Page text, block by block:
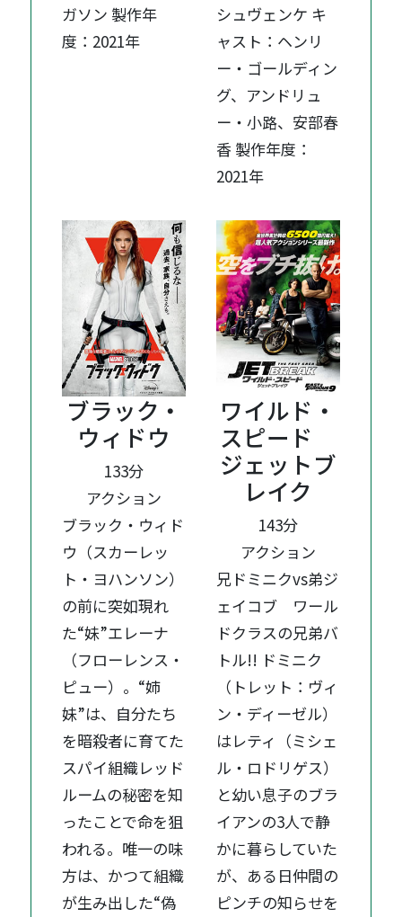
ガソン 製作年
度：2021年
シュヴェンケ キ
ャスト：ヘンリ
ー・ゴールディン
グ、アンドリュ
ー・小路、安部春
香 製作年度：
2021年
ブラック・
ウィドウ
133分
アクション
ブラック・ウィド
ウ（スカーレッ
ト・ヨハンソン）
の前に突如現れ
た“妹”エレーナ
（フローレンス・
ピュー）。“姉
妹”は、自分たち
を暗殺者に育てた
スパイ組織レッド
ルームの秘密を知
ったことで命を狙
われる。唯一の味
方は、かつて組織
が生み出した“偽
ワイルド・
スピード
ジェットブ
レイク
143分
アクション
兄ドミニクvs弟ジ
ェイコブ ワール
ドクラスの兄弟バ
トル!! ドミニク
（トレット：ヴィ
ン・ディーゼル）
はレティ（ミシェ
ル・ロドリゲス）
と幼い息子のブラ
イアンの3人で静
かに暮らしていた
が、ある日仲間の
ピンチの知らせを